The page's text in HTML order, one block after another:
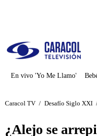
En vivo 'Yo Me Llamo'
Caracol TV / Desafío Siglo XXI
¿Alejo se